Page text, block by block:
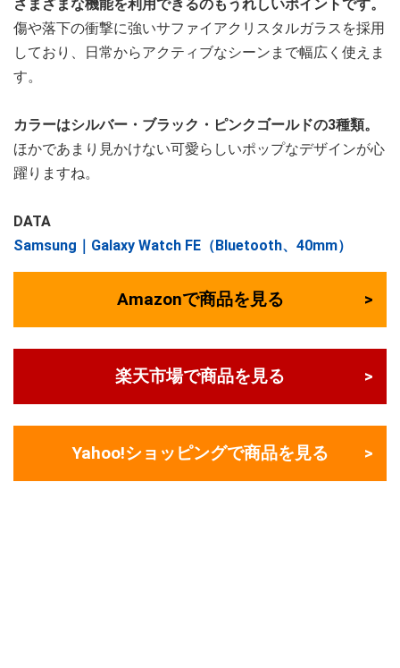
さまざまな機能を利用できるのもうれしいポイントです。
傷や落下の衝撃に強いサファイアクリスタルガラスを採用
しており、日常からアクティブなシーンまで幅広く使えま
す。
カラーはシルバー・ブラック・ピンクゴールドの3種類。
ほかであまり見かけない可愛らしいポップなデザインが心
躍りますね。
DATA
Samsung｜Galaxy Watch FE（Bluetooth、40mm）
Amazonで商品を見る
楽天市場で商品を見る
Yahoo!ショッピングで商品を見る